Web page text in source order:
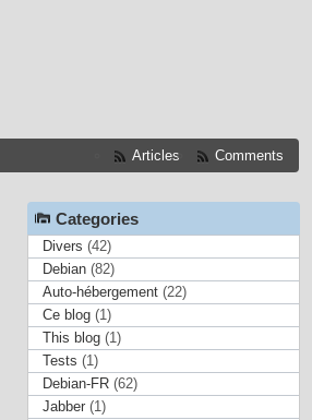
Articles Comments
Categories
Divers (42)
Debian(82)
Auto-hébergement(22)
Ce blog(1)
This blog(1)
Tests (1)
Debian-FR(62)
Jabber(1)